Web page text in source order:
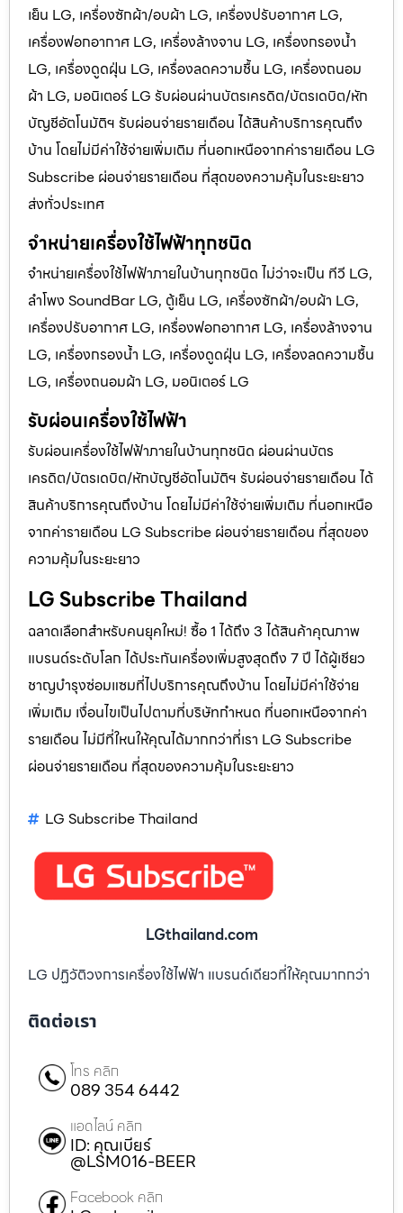
เย็น LG, เครื่องซักผ้า/อบผ้า LG, เครื่องปรับอากาศ LG,
เครื่องฟอกอากาศ LG, เครื่องล้างจาน LG, เครื่องกรองน้ำ
LG, เครื่องดูดฝุ่น LG, เครื่องลดความชื้น LG, เครื่องถนอม
ผ้า LG, มอนิเตอร์ LG รับผ่อนผ่านบัตรเครดิต/บัตรเดบิต/หัก
บัญชีอัตโนมัติฯ รับผ่อนจ่ายรายเดือน ได้สินค้าบริการคุณถึง
บ้าน โดยไม่มีค่าใช้จ่ายเพิ่มเติม ที่นอกเหนือจากค่ารายเดือน LG
Subscribe ผ่อนจ่ายรายเดือน ที่สุดของความคุ้มในระยะยาว
ส่งทั่วประเทศ
จำหน่ายเครื่องใช้ไฟฟ้าทุกชนิด
จำหน่ายเครื่องใช้ไฟฟ้าภายในบ้านทุกชนิด ไม่ว่าจะเป็น ทีวี LG,
ลำโพง SoundBar LG, ตู้เย็น LG, เครื่องซักผ้า/อบผ้า LG,
เครื่องปรับอากาศ LG, เครื่องฟอกอากาศ LG, เครื่องล้างจาน
LG, เครื่องกรองน้ำ LG, เครื่องดูดฝุ่น LG, เครื่องลดความชื้น
LG, เครื่องถนอมผ้า LG, มอนิเตอร์ LG
รับผ่อนเครื่องใช้ไฟฟ้า
รับผ่อนเครื่องใช้ไฟฟ้าภายในบ้านทุกชนิด ผ่อนผ่านบัตร
เครดิต/บัตรเดบิต/หักบัญชีอัตโนมัติฯ รับผ่อนจ่ายรายเดือน ได้
สินค้าบริการคุณถึงบ้าน โดยไม่มีค่าใช้จ่ายเพิ่มเติม ที่นอกเหนือ
จากค่ารายเดือน LG Subscribe ผ่อนจ่ายรายเดือน ที่สุดของ
ความคุ้มในระยะยาว
LG Subscribe Thailand
ฉลาดเลือกสำหรับคนยุคใหม่! ซื้อ 1 ได้ถึง 3 ได้สินค้าคุณภาพ
แบรนด์ระดับโลก ได้ประกันเครื่องเพิ่มสูงสุดถึง 7 ปี ได้ผู้เชียว
ชาญบำรุงซ่อมแซมที่ไปบริการคุณถึงบ้าน โดยไม่มีค่าใช้จ่าย
เพิ่มเติม เงื่อนไขเป็นไปตามที่บริษัทกำหนด ที่นอกเหนือจากค่า
รายเดือน ไม่มีที่ใหนให้คุณได้มากกว่าที่เรา LG Subscribe
ผ่อนจ่ายรายเดือน ที่สุดของความคุ้มในระยะยาว
LG Subscribe Thailand
LGthailand.com
LG ปฏิวัติวงการเครื่องใช้ไฟฟ้า แบรนด์เดียวที่ให้คุณมากกว่า
ติดต่อเรา
โทร คลิก
089 354 6442
แอดไลน์ คลิก
ID: คุณเบียร์
@LSM016-BEER
Facebook คลิก